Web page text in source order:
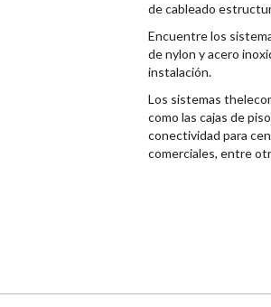
de cableado
Encuentre los
de nylon y acero
instalación.
Los sistemas
como las cajas de
conectividad para
comerciales, entre